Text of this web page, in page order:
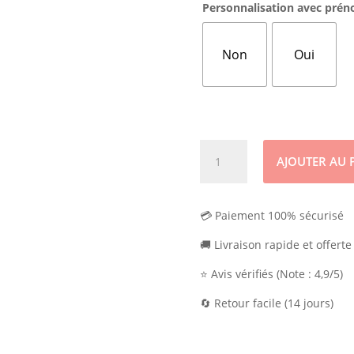
Personnalisation avec
Non Oui
table
elastique
AJOUTER AU
💳 Paiement 100% sécurisé
🚚 Livraison rapide et
⭐ Avis vérifiés (Note : 4,9/5)
🔄 Retour facile (14 jours)